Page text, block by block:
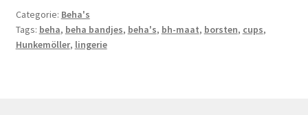
Categorie: Beha's
Tags: beha, beha bandjes, beha's, bh-maat, borsten, cups,
Hunkemöller, lingerie